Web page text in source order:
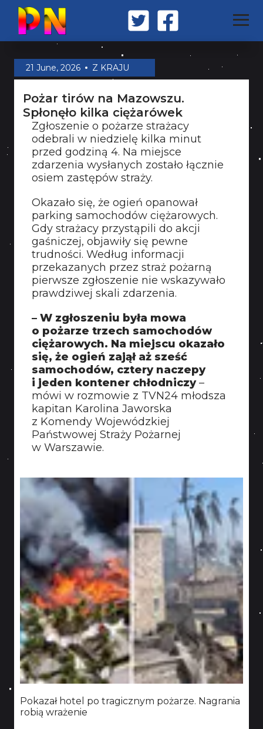
STRONA GŁÓWNA
Z KRAJU
ŚWIAT
OPINIA
KONTAKT
21 June, 2026 Z KRAJU
Pożar tirów na Mazowszu.
Spłonęło kilka ciężarówek
Zgłoszenie o pożarze strażacy
odebrali w niedzielę kilka minut
przed godziną 4. Na miejsce
zdarzenia wysłanych zostało łącznie
osiem zastępów straży.
Okazało się, że ogień opanował
parking samochodów ciężarowych.
Gdy strażacy przystąpili do akcji
gaśniczej, objawiły się pewne
trudności. Według informacji
przekazanych przez straż pożarną
pierwsze zgłoszenie nie wskazywało
prawdziwej skali zdarzenia.
– W zgłoszeniu była mowa
o pożarze trzech samochodów
ciężarowych. Na miejscu okazało
się, że ogień zajął aż sześć
samochodów, cztery naczepy
i jeden kontener chłodniczy–
mówi w rozmowie z TVN24 młodsza
kapitan Karolina Jaworska
z Komendy Wojewódzkiej
Państwowej Straży Pożarnej
w Warszawie.
Pokazał hotel po tragicznym pożarze. Nagrania
robią wrażenie